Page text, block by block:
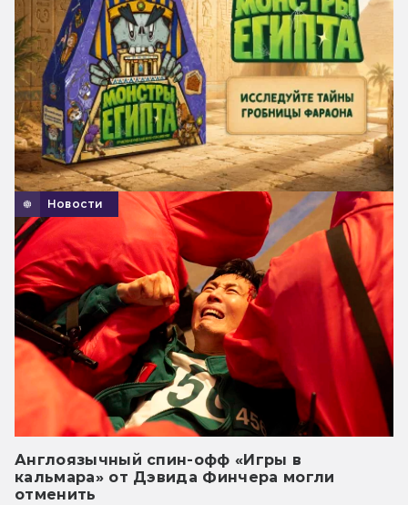
Новости
Англоязычный спин-офф «Игры в
кальмара» от Дэвида Финчера могли
отменить